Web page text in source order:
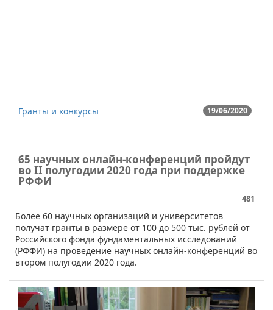
19/06/2020
Гранты и конкурсы
65 научных онлайн-конференций пройдут
во II полугодии 2020 года при поддержке
РФФИ
481
​​Более 60 научных организаций и университетов
получат гранты в размере от 100 до 500 тыс. рублей от
Российского фонда фундаментальных исследований
(РФФИ) на проведение научных онлайн-конференций во
втором полугодии 2020 года.